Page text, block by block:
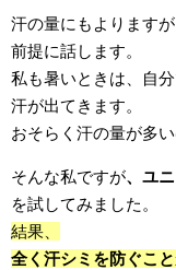
汗の量にもよります
前提に話します。
私も暑いときは、自
汗が出てきます。
おそらく汗の量が多
そんな私ですが、ユ
を試してみました。
結果、
全く汗シミを防ぐこ